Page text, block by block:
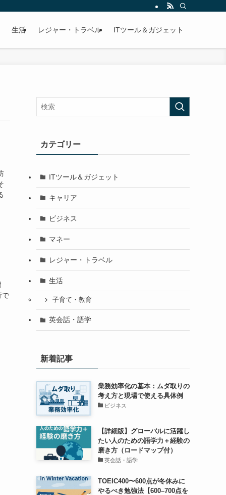
生活 レジャー・トラベル ITツール＆ガジェット
で
カテゴリー
ITツール＆ガジェット
キャリア
ビジネス
マネー
レジャー・トラベル
生活
子育て・教育
英会話・語学
新着記事
業務効率化の基本：ムダ取りの
考え方と現場で使える具体例
ビジネス
【詳細版】グローバルに活躍し
たい人のための語学力＋経験の
磨き方（ロードマップ付）
英会話・語学
TOEIC400〜600点が冬休みに
やるべき勉強法【600–700点を